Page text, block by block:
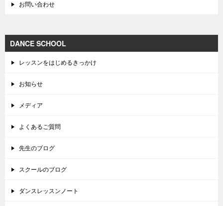
お問い合わせ
DANCE SCHOOL
レッスンをはじめるきっかけ
お知らせ
メディア
よくあるご質問
先生のブログ
スクールのブログ
ダンスレッスンノート